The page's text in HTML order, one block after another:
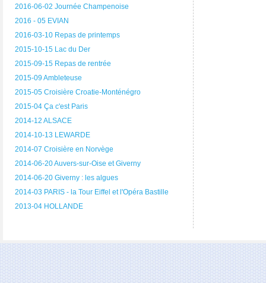
2016-06-02 Journée Champenoise
2016 - 05 EVIAN
2016-03-10 Repas de printemps
2015-10-15 Lac du Der
2015-09-15 Repas de rentrée
2015-09 Ambleteuse
2015-05 Croisière Croatie-Monténégro
2015-04 Ça c'est Paris
2014-12 ALSACE
2014-10-13 LEWARDE
2014-07 Croisière en Norvège
2014-06-20 Auvers-sur-Oise et Giverny
2014-06-20 Giverny : les algues
2014-03 PARIS - la Tour Eiffel et l'Opéra Bastille
2013-04 HOLLANDE